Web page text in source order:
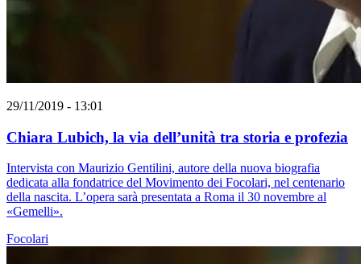
29/11/2019 - 13:01
Chiara Lubich, la via dell’unità tra storia e profezia
Intervista con Maurizio Gentilini, autore della nuova biografia
dedicata alla fondatrice del Movimento dei Focolari, nel centenario
della nascita. L’opera sarà presentata a Roma il 30 novembre al
«Gemelli».
Focolari